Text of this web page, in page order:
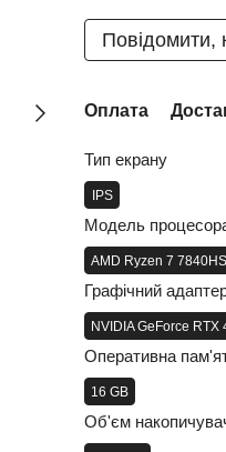
Повідомити,
Оплата
Тип екрану
IPS
Модель
AMD Ryzen 7 7840HS
Графічний
NVIDIA GeForce RTX
Оперативна
16 GB
Об'єм